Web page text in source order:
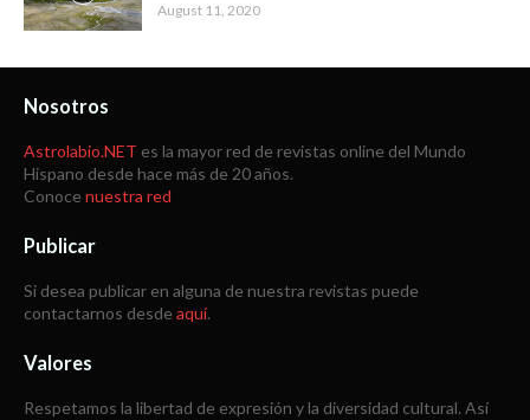
August 11, 2020
Nosotros
Astrolabio.NET es la mayor red de revistas online del Mundo
Hispano desde hace más de 20 años.
Conoce nuestra red
Publicar
Si desea publicar en alguna de nuestra revistas puede
contactarnos desde aquí.
Valores
Respetamos la libertad de expresión y la diversidad cultural. Así